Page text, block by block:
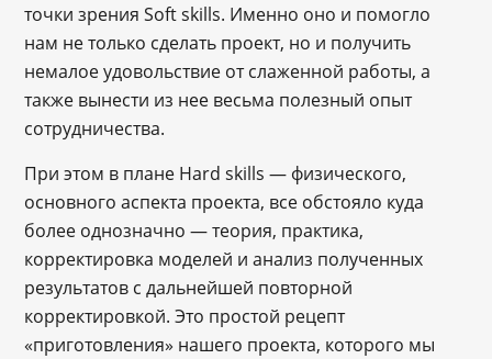
точки зрения Soft skills. Именно оно и помогло
нам не только сделать проект, но и получить
немалое удовольствие от слаженной работы, а
также вынести из нее весьма полезный опыт
сотрудничества.
При этом в плане Hard skills ― физического,
основного аспекта проекта, все обстояло куда
более однозначно ― теория, практика,
корректировка моделей и анализ полученных
результатов с дальнейшей повторной
корректировкой. Это простой рецепт
«приготовления» нашего проекта, которого мы